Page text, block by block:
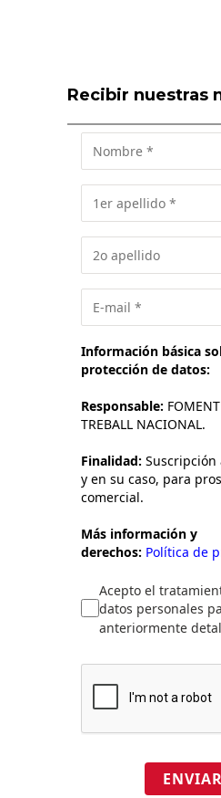
Recibir nuestras
Información básica
protección de datos:
Responsable:
TREBALL NACIONAL.
Finalidad:
y en su caso, para
comercial.
Más información y
derechos: Política de
Acepto el
datos personales
anteriormente
ENVIAR